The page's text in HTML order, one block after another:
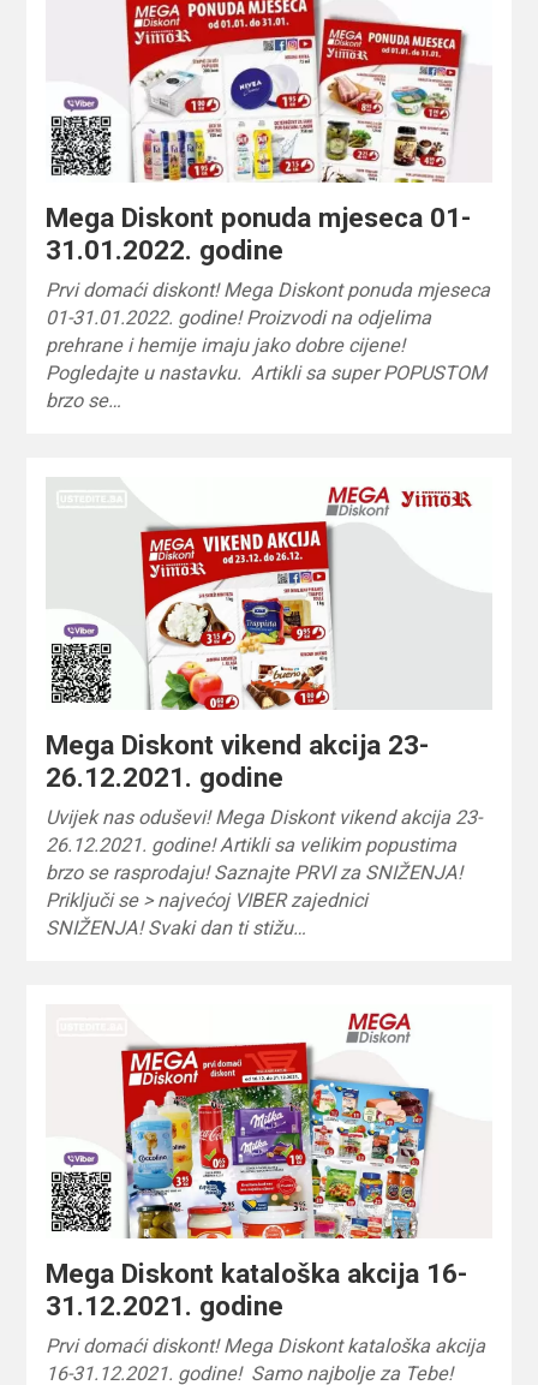
Mega Diskont ponuda mjeseca 01-
31.01.2022. godine
Prvi domaći diskont! Mega Diskont ponuda mjeseca
01-31.01.2022. godine! Proizvodi na odjelima
prehrane i hemije imaju jako dobre cijene!
Pogledajte u nastavku. Artikli sa super POPUSTOM
brzo se…
Mega Diskont vikend akcija 23-
26.12.2021. godine
Uvijek nas oduševi! Mega Diskont vikend akcija 23-
26.12.2021. godine! Artikli sa velikim popustima
brzo se rasprodaju! Saznajte PRVI za SNIŽENJA!
Priključi se > najvećoj VIBER zajednici
SNIŽENJA! Svaki dan ti stižu…
Mega Diskont kataloška akcija 16-
31.12.2021. godine
Prvi domaći diskont! Mega Diskont kataloška akcija
16-31.12.2021. godine! Samo najbolje za Tebe!